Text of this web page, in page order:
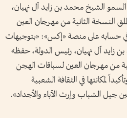
الشيخ محمد بن زايد آل نهيان،
النسخة الثانية من مهرجان العين
حسابه على منصة «إكس»: «بتوجيهات
آل نهيان، رئيس الدولة، حفظه
من مهرجان العين لسباقات الهجن
لمكانتها في الثقافة الشعبية
جيل الشباب وإرث الآباء والأجداد».